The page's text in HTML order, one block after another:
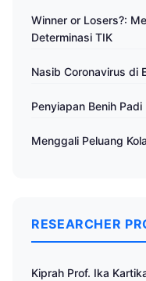
Winner or Losers?:
Determinasi TIK
Nasib Coronavirus di
Penyiapan Benih
Menggali Peluang
RESEARCHER
Kiprah Prof. Ika